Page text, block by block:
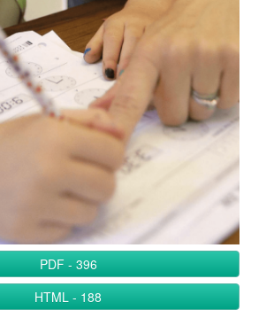
PDF - 396
HTML - 188